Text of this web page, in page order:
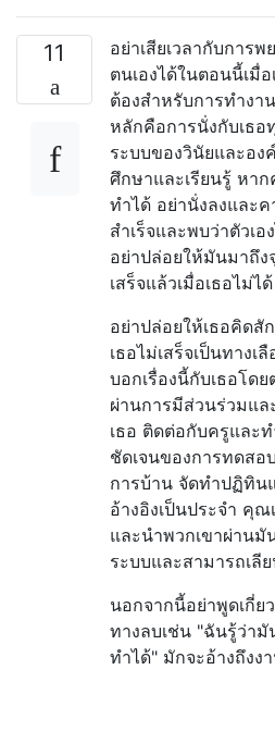
11
อย่าเสียเวลากับการ
ตนเองได้ในตอนนี้เมื่
ต้องสำหรับการทำงา
หลักคือการนั่งกับเธอ
ระบบของวินัยและอง
ศึกษาและเรียนรู้ หา
ทำได้ อย่านั่งลงและ
สำเร็จและพบว่าตัวเ
อย่าปล่อยให้มันมาถึ
เสร็จแล้วเมื่อเธอไม่ได้
อย่าปล่อยให้เธอคิดสั
เธอไม่เสร็จเป็นทาง
บอกเรื่องนี้กับเธอโด
ผ่านการมีส่วนร่วมแล
เธอ ติดต่อกับครูและ
ชัดเจนของการทดสอ
การบ้าน จัดทำปฏิทิน
อ้างอิงเป็นประจำ คุณ
และนำพวกเขาผ่านมั
ระบบและสามารถเลี
นอกจากนี้อย่าพูดเกี่ย
ทางลบเช่น "ฉันรู้ว่า
ทำได้" มักจะอ้างถึงง